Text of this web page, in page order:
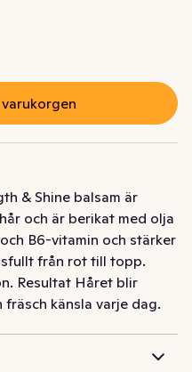
& Shine balsam är
och är berikat med olja
B6-vitamin och stärker
från rot till topp.
Resultat Håret blir
känsla varje dag.
från frukt, innehåller